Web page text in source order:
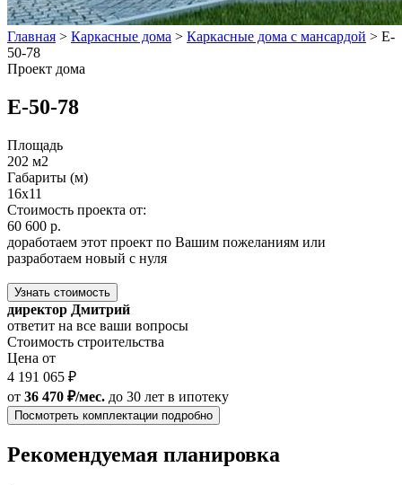
Главная > Каркасные дома > Каркасные дома с мансардой > E-
50-78
Проект дома
E-50-78
Площадь
202 м2
Габариты (м)
16х11
Стоимость проекта от:
60 600 р.
доработаем этот проект по Вашим пожеланиям или
разработаем новый с нуля
Узнать стоимость
директор Дмитрий
ответит на все ваши вопросы
Стоимость строительства
Цена от
4 191 065 ₽
от 36 470 ₽/мес. до 30 лет в ипотеку
Посмотреть комплектации подробно
Рекомендуемая планировка